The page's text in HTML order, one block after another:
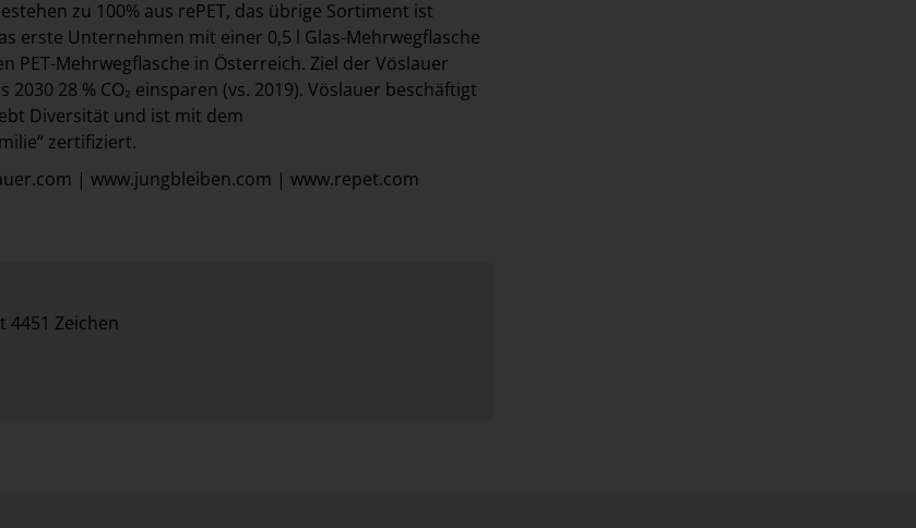
zu 100% aus rePET, das übrige Sortiment ist
erste Unternehmen mit einer 0,5 l Glas-Mehrwegflasche
PET-Mehrwegflasche in Österreich. Ziel der Vöslauer
2030 28 % CO₂ einsparen (vs. 2019). Vöslauer beschäftigt
Diversität und ist mit dem
zertifiziert.
| www.jungbleiben.com | www.repet.com
4451 Zeichen